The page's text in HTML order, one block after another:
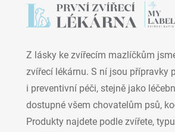
Z lásky ke zvířecím mazlíčkům
zvířecí lékárnu. S ní jsou přípravky
i preventivní péči, stejně jako
dostupné všem chovatelům psů,
Produkty najdete podle zvířete,